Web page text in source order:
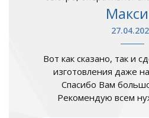
Вот как сказано, так и
изготовления даже
Спасибо Вам
Рекомендую всем